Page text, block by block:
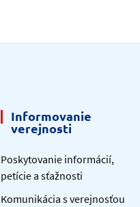
Informovanie
verejnosti
Poskytovanie informácií,
petície a sťažnosti
Komunikácia s verejnosťou